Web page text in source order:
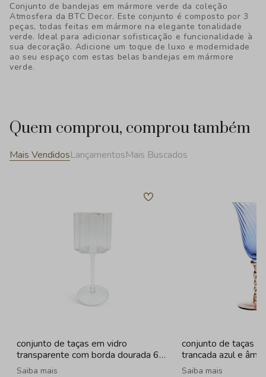
Conjunto de bandejas em mármore verde da coleção
Atmosfera da BTC Decor. Este conjunto é composto por 3
peças, todas feitas em mármore na elegante tonalidade
verde. Ideal para adicionar sofisticação e funcionalidade à
sua decoração. Adicione um toque de luxo e modernidade
ao seu espaço com estas belas bandejas em mármore
verde.
Quem comprou, comprou também
Mais VendidosLançamentosMais Buscados
conjunto de taças em vidro
transparente com borda dourada 6
peças - 330ml
Saiba mais
conjunto de taças
trancada azul e
320ml
Saiba mais